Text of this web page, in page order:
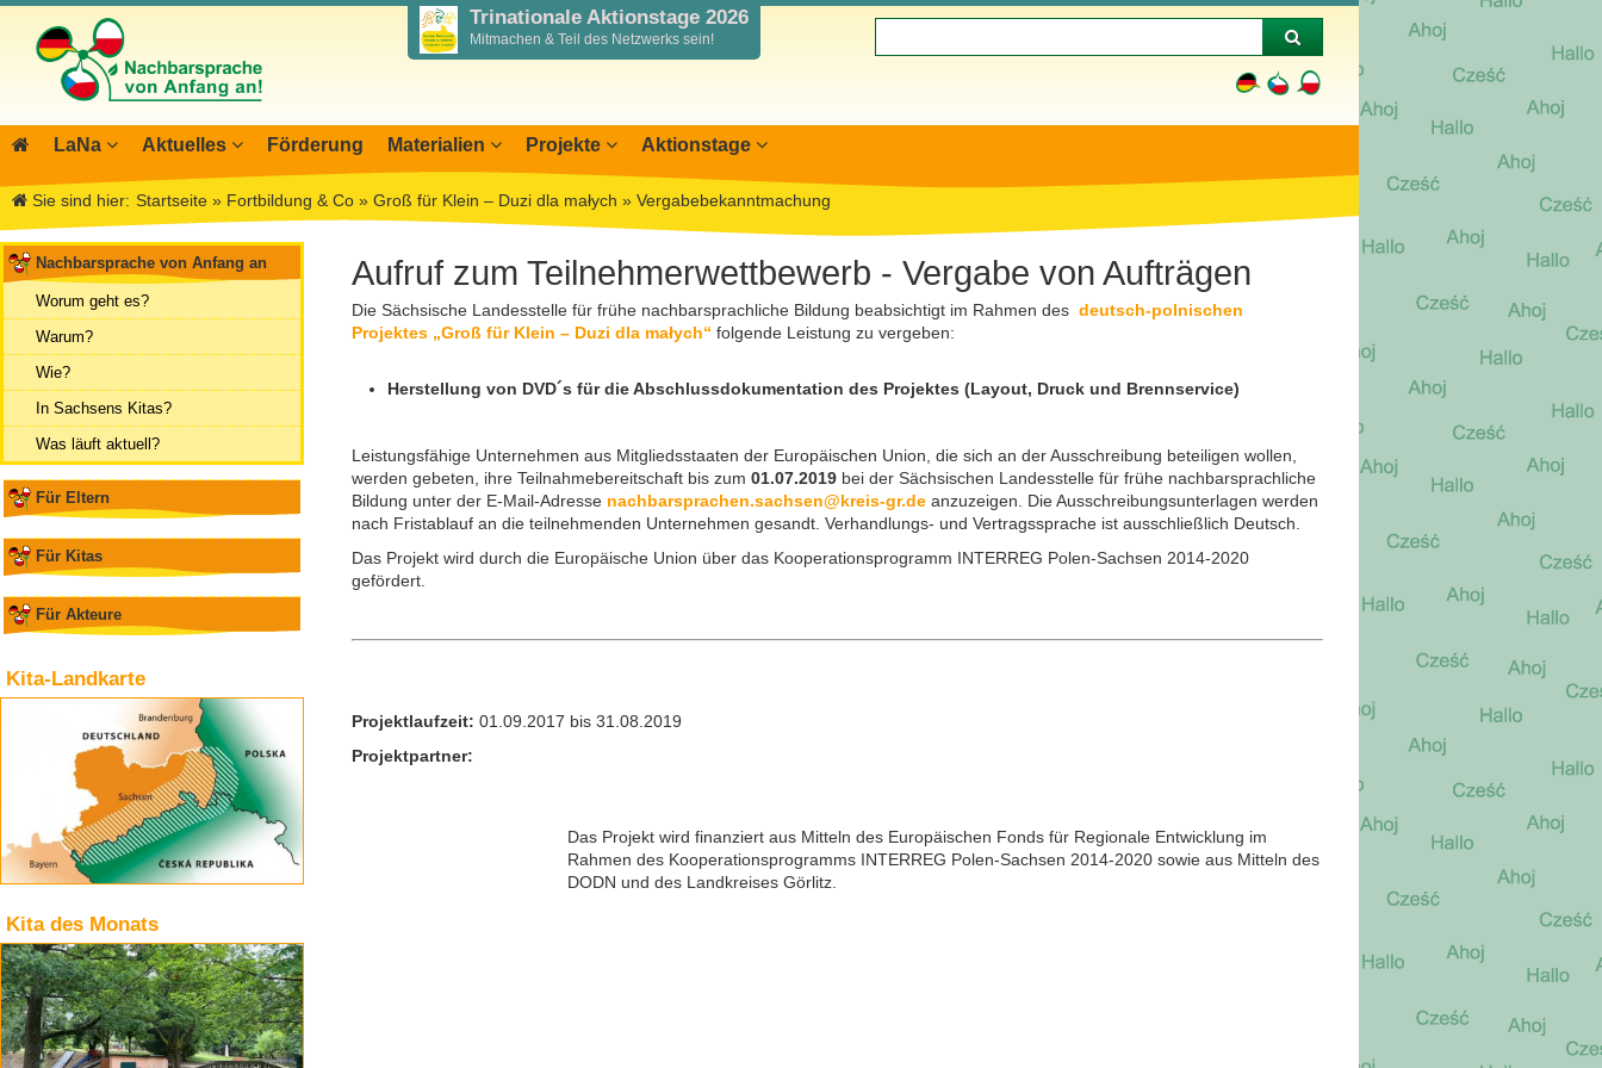
Trinationale Aktionstage 2026
Mitmachen & Teil des Netzwerks sein!
LaNa
Über LaNa
DPJW Zentralstelle
Team
Kontakt
Aktuelles
Blog LaNa
Termine, Veranstaltungen
Feste, Feiertage, Schulferien
Ausschreibungen
Förderung Materialien
Wegweiser NiKiS
Serie Biedronka, Maus & Žába
Nachbarsprachkoffer
Projekte
Interreg SN-CZ 2021-2026
Modellprojekte 2019/2020
Aktionstage
Aktionslandkarte
Übersicht Mitwirkende
Öffentlichkeitsarbeit
Aktionstage 2025
Aktionstage 2024
Tag der Nachbarsprachen 2023
Sie sind hier: Startseite » Fortbildung & Co » Groß für Klein – Duzi dla małych » Vergabebekanntmachung
Nachbarsprache von Anfang an
Worum geht es?
Warum?
Wie?
In Sachsens Kitas?
Was läuft aktuell?
Für Eltern
Für Kitas
Für Akteure
Kita-Landkarte
Kita des Monats
Aufruf zum Teilnehmerwettbewerb - Vergabe von Aufträgen
Die Sächsische Landesstelle für frühe nachbarsprachliche Bildung beabsichtigt im Rahmen des deutsch-polnischen
Projektes „Groß für Klein – Duzi dla małych“ folgende Leistung zu vergeben:
Herstellung von DVD´s für die Abschlussdokumentation des Projektes (Layout, Druck und Brennservice)
Leistungsfähige Unternehmen aus Mitgliedsstaaten der Europäischen Union, die sich an der Ausschreibung beteiligen wollen,
werden gebeten, ihre Teilnahmebereitschaft bis zum 01.07.2019 bei der Sächsischen Landesstelle für frühe nachbarsprachliche
Bildung unter der E-Mail-Adresse nachbarsprachen.sachsen@kreis-gr.de anzuzeigen. Die Ausschreibungsunterlagen werden
nach Fristablauf an die teilnehmenden Unternehmen gesandt. Verhandlungs- und Vertragssprache ist ausschließlich Deutsch.
Das Projekt wird durch die Europäische Union über das Kooperationsprogramm INTERREG Polen-Sachsen 2014-2020
gefördert.
Projektlaufzeit: 01.09.2017 bis 31.08.2019
Projektpartner:
Das Projekt wird finanziert aus Mitteln des Europäischen Fonds für Regionale Entwicklung im
Rahmen des Kooperationsprogramms INTERREG Polen-Sachsen 2014-2020 sowie aus Mitteln des
DODN und des Landkreises Görlitz.